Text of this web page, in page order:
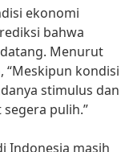
ekonomi
bahwa
Menurut
“Meskipun kondisi
stimulus dan
pulih.”
Indonesia masih